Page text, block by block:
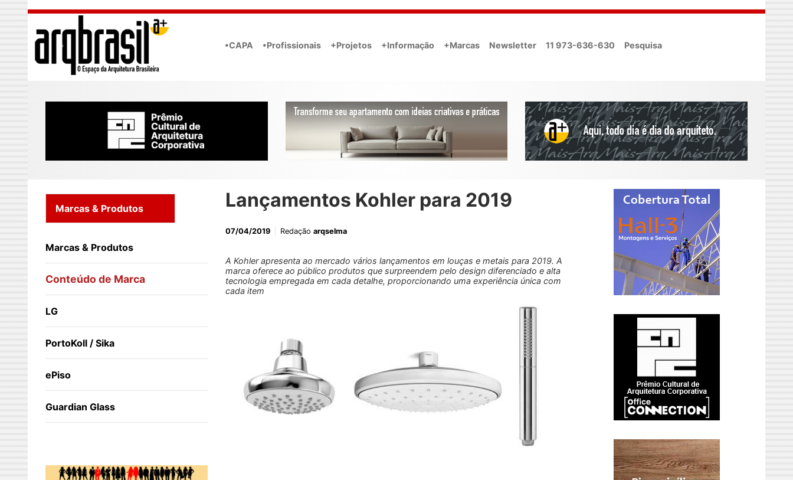
Skip to main content
•CAPA •Profissionais +Projetos +Informação +Marcas Newsletter 11 973-636-630 Pesquisa
Lançamentos Kohler para 2019
07/04/2019 Redação arqselma
A Kohler apresenta ao mercado vários lançamentos em louças e metais para 2019. A
marca oferece ao público produtos que surpreendem pelo design diferenciado e alta
tecnologia empregada em cada detalhe, proporcionando uma experiência única com
cada item
Marcas & Produtos
Marcas & Produtos
Conteúdo de Marca
LG
PortoKoll / Sika
ePiso
Guardian Glass